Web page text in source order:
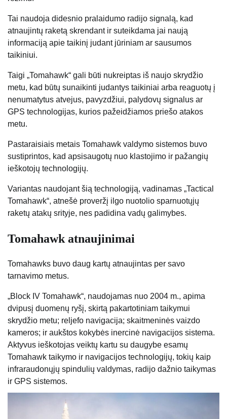
Tai naudoja didesnio pralaidumo radijo signalą, kad
atnaujintų raketą skrendant ir suteikdama jai naują
informaciją apie taikinį judant jūriniam ar sausumos
taikiniui.
Taigi „Tomahawk“ gali būti nukreiptas iš naujo skrydžio
metu, kad būtų sunaikinti judantys taikiniai arba reaguotų į
nenumatytus atvejus, pavyzdžiui, palydovų signalus ar
GPS technologijas, kurios pažeidžiamos priešo atakos
metu.
Pastaraisiais metais Tomahawk valdymo sistemos buvo
sustiprintos, kad apsisaugotų nuo klastojimo ir pažangių
ieškotojų technologijų.
Variantas naudojant šią technologiją, vadinamas „Tactical
Tomahawk“, atnešė proveržį ilgo nuotolio sparnuotųjų
raketų atakų srityje, nes padidina vadų galimybes.
Tomahawk atnaujinimai
Tomahawks buvo daug kartų atnaujintas per savo
tarnavimo metus.
„Block IV Tomahawk“, naudojamas nuo 2004 m., apima
dvipusį duomenų ryšį, skirtą pakartotiniam taikymui
skrydžio metu; reljefo navigacija; skaitmeninės vaizdo
kameros; ir aukštos kokybės inercinė navigacijos sistema.
Aktyvus ieškotojas veiktų kartu su daugybe esamų
Tomahawk taikymo ir navigacijos technologijų, tokių kaip
infraraudonųjų spindulių valdymas, radijo dažnio taikymas
ir GPS sistemos.